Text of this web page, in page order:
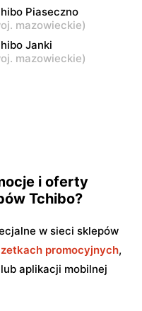
ul. Wrocławska 156
Piaseczno
mazowieckie)
Janki
mazowieckie)
i oferty
Tchibo?
w sieci sklepów
promocyjnych,
aplikacji mobilnej